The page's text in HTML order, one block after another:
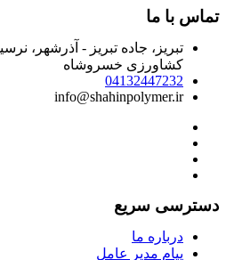
تماس با ما
تبریز، جاده تبریز - آذرشهر،
کشاورزی خسروشاه
04132447232
info@shahinpolymer.ir
دسترسی سریع
درباره ما
پیام مدیر عامل